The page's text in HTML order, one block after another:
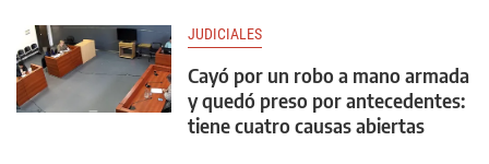
JUDICIALES
Cayó por un robo a mano armada
y quedó preso por antecedentes:
tiene cuatro causas abiertas